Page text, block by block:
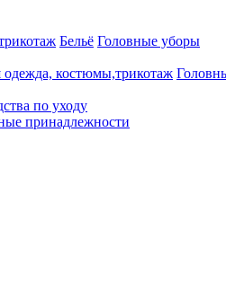
Бельё Головные уборы
одежда, костюмы,трикотаж
по уходу
принадлежности